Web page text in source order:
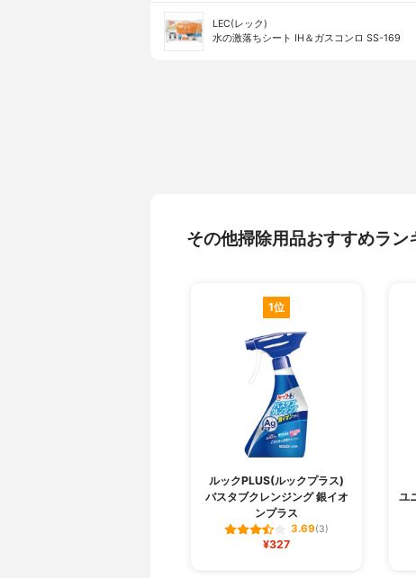
LEC(レック)
水の激落ちシート IH＆ガスコンロ SS-169
その他掃除用品おすすめラン
1位
ルックPLUS(ルックプラス)
バスタブクレンジング 銀イオ
ンプラス
3.69(3)
¥327
ユ